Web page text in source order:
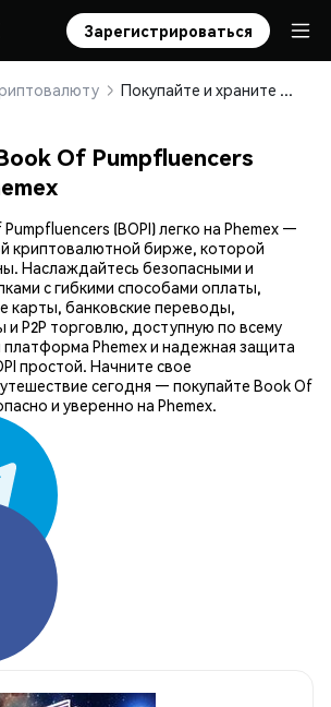
Зарегистрироваться
Покупайте и храните Book Of Pumpfluencers (BOPI) безопасно
Of Pumpfluencers
(BOPI) легко на Phemex —
криптовалютной бирже, которой
Наслаждайтесь безопасными и
с гибкими способами оплаты,
карты, банковские переводы,
и P2P торговлю, доступную по всему
Phemex и надежная защита
простой. Начните свое
сегодня — покупайте Book Of
и уверенно на Phemex.